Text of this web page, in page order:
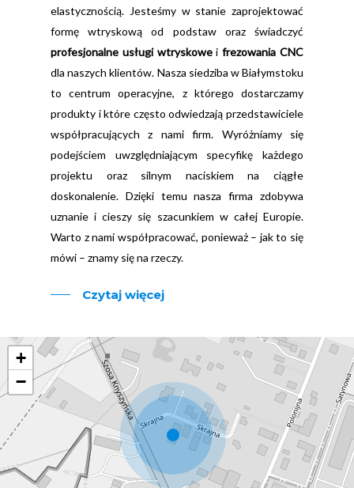
elastycznością. Jesteśmy w stanie zaprojektować
formę wtryskową od podstaw oraz świadczyć
profesjonalne usługi wtryskoweifrezowania CNC
dla naszych klientów. Nasza siedziba w Białymstoku
to centrum operacyjne, z którego dostarczamy
produkty i które często odwiedzają przedstawiciele
współpracujących z nami firm. Wyróżniamy się
podejściem uwzględniającym specyfikę każdego
projektu oraz silnym naciskiem na ciągłe
doskonalenie. Dzięki temu nasza firma zdobywa
uznanie i cieszy się szacunkiem w całej Europie.
Warto z nami współpracować, ponieważ – jak to się
mówi – znamy się na rzeczy.
Czytaj więcej
+
−